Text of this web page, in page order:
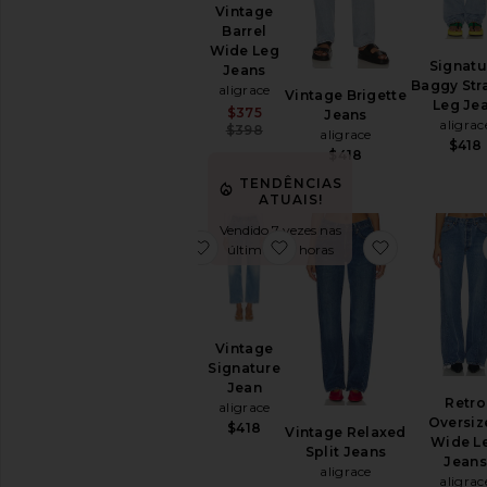
Vintage
Barrel
Wide Leg
Jeans
aligrace
Sale price:
$375
Previous price:
$398
Vintage Brigette
Jeans
aligrace
$418
Baggy
Leg
$418
favoritoOff-duty Short
TENDÊNCIAS
ATUAIS!
Vendido 7 vezes nas
últimas 48 horas
Vintage
Signature
Jean
aligrace
$418
favoritoVintage Signature
Vintage Relaxed
Split Jeans
aligrace
Retro
Wide
Jeans